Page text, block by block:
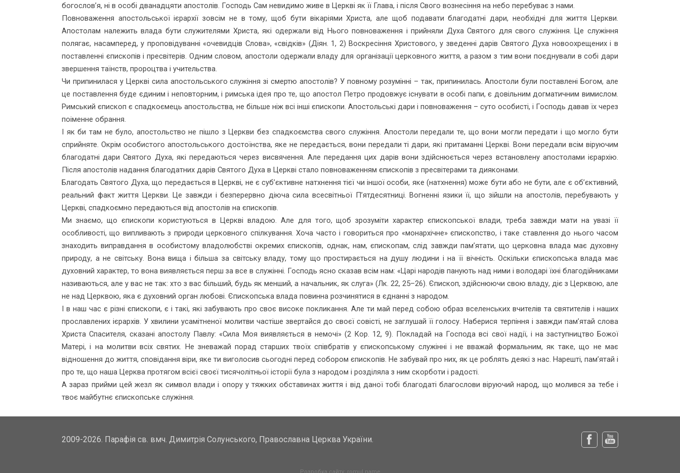
богослов’я, ні в особі дванадцяти апостолів. Господь Сам невидимо живе в Церкві як її Глава, і після Свого вознесіння на небо перебуває з нами.
Повноваження апостольської ієрархії зовсім не в тому, щоб бути вікаріями Христа, але щоб подавати благодатні дари, необхідні для життя Церкви.
Апостолам належить влада бути служителями Христа, які одержали від Нього повноваження і прийняли Духа Святого для свого служіння. Це служіння
полягає, насамперед, у проповідуванні «очевидців Слова», «свідків» (Діян. 1, 2) Воскресіння Христового, у зведенні дарів Святого Духа новоохрещених і в
поставленні єпископів і пресвітерів. Одним словом, апостоли одержали владу для організації церковного життя, а разом з тим вони поєднували в собі дари
звершення таїнств, пророцтва і учительства.
Чи припинилася у Церкві сила апостольського служіння зі смертю апостолів? У повному розумінні – так, припинилась. Апостоли були поставлені Богом, але
це поставлення буде єдиним і неповторним, і римська ідея про те, що апостол Петро продовжує існувати в особі папи, є довільним догматичним вимислом.
Римський єпископ є спадкоємець апостольства, не більше ніж всі інші єпископи. Апостольські дари і повноваження – суто особисті, і Господь давав їх через
поіменне обрання.
І як би там не було, апостольство не пішло з Церкви без спадкоємства свого служіння. Апостоли передали те, що вони могли передати і що могло бути
сприйняте. Окрім особистого апостольського достоїнства, яке не передається, вони передали ті дари, які притаманні Церкві. Вони передали всім віруючим
благодатні дари Святого Духа, які передаються через висвячення. Але передання цих дарів вони здійснюється через встановлену апостолами ієрархію.
Після апостолів надання благодатних дарів Святого Духа в Церкві стало повноваженням єпископів з пресвітерами та дияконами.
Благодать Святого Духа, що передається в Церкві, не є суб’єктивне натхнення тієї чи іншої особи, яке (натхнення) може бути або не бути, але є об’єктивний,
реальний факт життя Церкви. Це завжди і безперервно діюча сила всесвітньої П’ятдесятниці. Вогненні язики її, що зійшли на апостолів, перебувають у
Церкві, спадкоємно передаються від апостолів на єпископів.
Ми знаємо, що єпископи користуються в Церкві владою. Але для того, щоб зрозуміти характер єпископської влади, треба завжди мати на увазі її
особливості, що випливають з природи церковного спілкування. Хоча часто і говориться про «монархічне» єпископство, і таке ставлення до нього часом
знаходить виправдання в особистому владолюбстві окремих єпископів, однак, нам, єпископам, слід завжди пам’ятати, що церковна влада має духовну
природу, а не світську. Вона вища і більша за світську владу, тому що простирається на душу людини і на її вічність. Оскільки єпископська влада має
духовний характер, то вона виявляється перш за все в служінні. Господь ясно сказав всім нам: «Царі народів панують над ними і володарі їхні благодійниками
називаються, але у вас не так: хто з вас більший, будь як менший, а начальник, як слуга» (Лк. 22, 25–26). Єпископ, здійснюючи свою владу, діє з Церквою, але
не над Церквою, яка є духовний орган любові. Єпископська влада повинна розчинятися в єднанні з народом.
І в наш час є різні єпископи, є і такі, які забувають про своє високе покликання. Але ти май перед собою образ вселенських вчителів та святителів і наших
прославлених ієрархів. У хвилини усамітненої молитви частіше звертайся до своєї совісті, не заглушай її голосу. Наберися терпіння і завжди пам’ятай слова
Христа Спасителя, сказані апостолу Павлу: «Сила Моя виявляється в немочі» (2 Кор. 12, 9). Покладай на Господа всі свої надії, і на заступництво Божої
Матері, і на молитви всіх святих. Не зневажай порад старших твоїх співбратів у єпископському служінні і не вважай формальним, як таке, що не має
відношення до життя, сповідання віри, яке ти виголосив сьогодні перед собором єпископів. Не забувай про них, як це роблять деякі з нас. Нарешті, пам’ятай і
про те, що наша Церква протягом всієї своєї тисячолітньої історії була з народом і розділяла з ним скорботи і радості.
А зараз прийми цей жезл як символ влади і опору у тяжких обставинах життя і від даної тобі благодаті благослови віруючий народ, що молився за тебе і
твоє майбутнє єпископське служіння.
2009-2026. Парафія св. вмч. Димитрія Солунського, Православна Церква України.
Розробка сайту: romul.name